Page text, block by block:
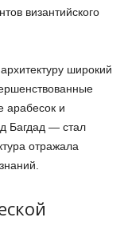
византийского
широкий
арабесок и
Багдад — стал
отражала